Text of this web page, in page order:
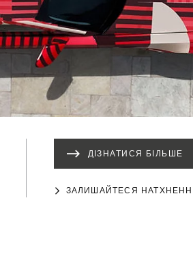
ДІЗНАТИСЯ БІЛЬШЕ
ЗАЛИШАЙТЕСЯ